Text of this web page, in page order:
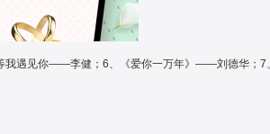
遇见你——李健；6、《爱你一万年》——刘德华；7